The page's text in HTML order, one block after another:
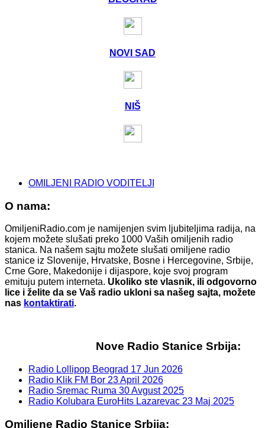
NOVI SAD
NIŠ
OMILJENI RADIO VODITELJI
O nama:
OmiljeniRadio.com je namijenjen svim ljubiteljima radija, na
kojem možete slušati preko 1000 Vaših omiljenih radio
stanica. Na našem sajtu možete slušati omiljene radio
stanice iz Slovenije, Hrvatske, Bosne i Hercegovine, Srbije,
Crne Gore, Makedonije i dijaspore, koje svoj program
emituju putem interneta. Ukoliko ste vlasnik, ili odgovorno
lice i želite da se Vaš radio ukloni sa našeg sajta, možete
nas kontaktirati.
Nove Radio Stanice Srbija:
Radio Lollipop Beograd 17 Jun 2026
Radio Klik FM Bor 23 April 2026
Radio Sremac Ruma 30 Avgust 2025
Radio Kolubara EuroHits Lazarevac 23 Maj 2025
Omiljene Radio Stanice Srbija: